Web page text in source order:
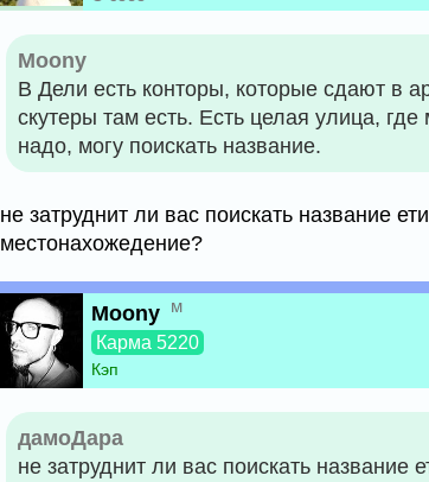
Moony
В Дели есть конторы, которые сдают в
скутеры там есть. Есть целая улица,
надо, могу поискать название.
не затруднит ли вас поискать название
местонахожедение?
Moony м
Карма 5220
Кэп
дамоДара
не затруднит ли вас поискать название